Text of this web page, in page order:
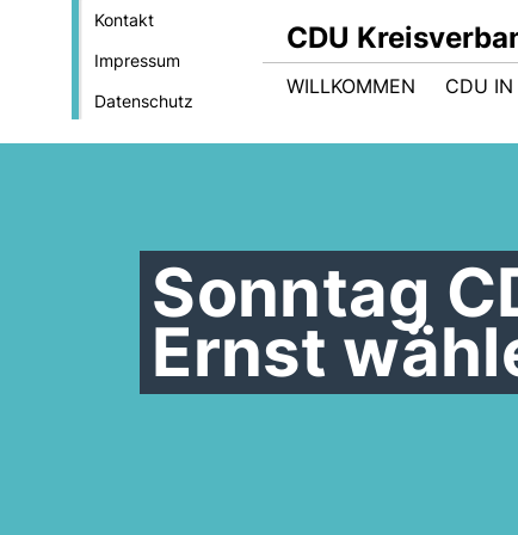
Kontakt
Impressum
Datenschutz
CDU
WILLKOMMEN CDU IN
Sonntag
Ernst